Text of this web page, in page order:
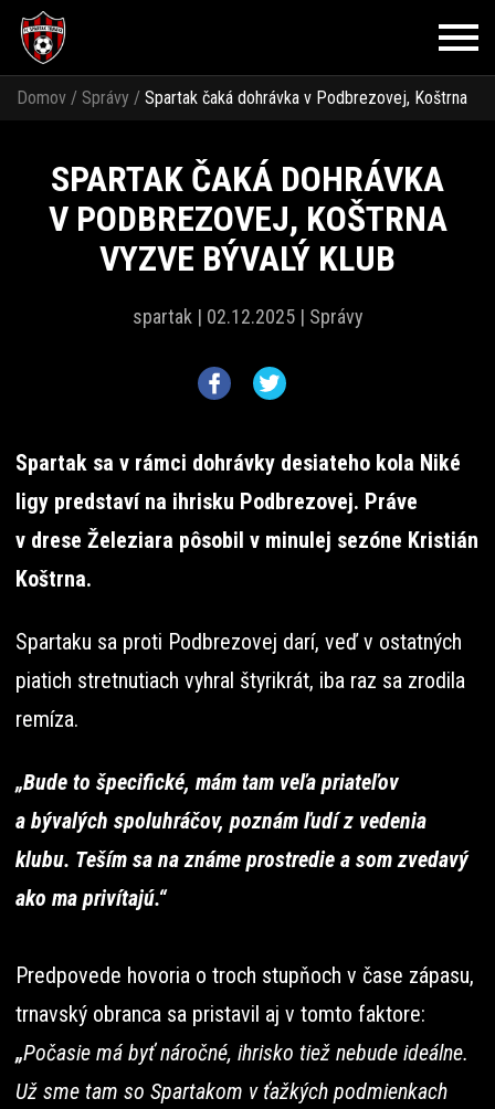
Domov / Správy / Spartak čaká dohrávka v Podbrezovej, Koštrna
SPARTAK ČAKÁ DOHRÁVKA
V PODBREZOVEJ, KOŠTRNA
VYZVE BÝVALÝ KLUB
spartak | 02.12.2025 | Správy
Spartak sa v rámci dohrávky desiateho kola Niké
ligy predstaví na ihrisku Podbrezovej. Práve
v drese Železiara pôsobil v minulej sezóne Kristián
Koštrna.
Spartaku sa proti Podbrezovej darí, veď v ostatných
piatich stretnutiach vyhral štyrikrát, iba raz sa zrodila
remíza.
„Bude to špecifické, mám tam veľa priateľov
a bývalých spoluhráčov, poznám ľudí z vedenia
klubu. Teším sa na známe prostredie a som zvedavý
ako ma privítajú.“
Predpovede hovoria o troch stupňoch v čase zápasu,
trnavský obranca sa pristavil aj v tomto faktore:
„Počasie má byť náročné, ihrisko tiež nebude ideálne.
Už sme tam so Spartakom v ťažkých podmienkach